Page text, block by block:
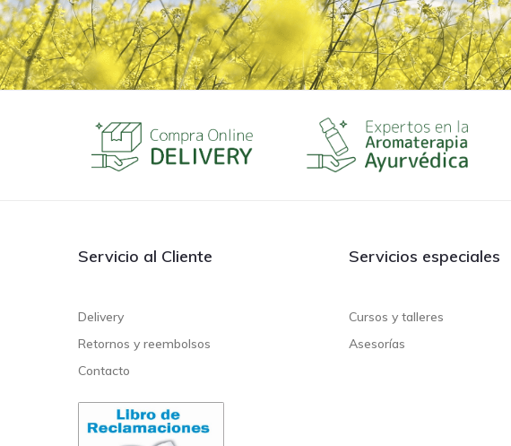
Servicio al Cliente
Delivery
Retornos y reembolsos
Contacto
Servicios especiales
Cursos y talleres
Asesorías